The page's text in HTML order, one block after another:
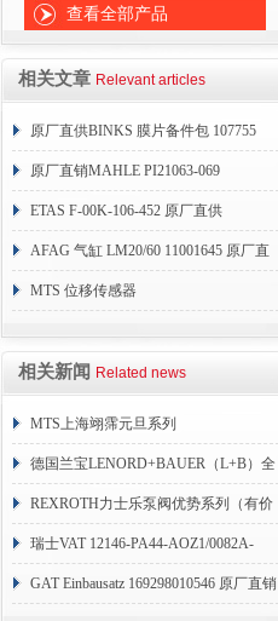
查看全部产品
相关文章 Relevant articles
原厂直供BINKS 膜片备件包 107755
原厂直销MAHLE PI21063-069
ETAS F-00K-106-452 原厂直供
AFAG 气缸 LM20/60 11001645 原厂直
销
MTS 位移传感器
相关新闻 Related news
MTS上海翊霈元旦系列
RHM3050MR081A01
德国兰宝LENORD+BAUER（L+B）全
系列编码器
REXROTH力士乐泵阀优势系列（有价
目表）
瑞士VAT 12146-PA44-AOZ1/0082A-
1173938
GAT Einbausatz 169298010546 原厂直销